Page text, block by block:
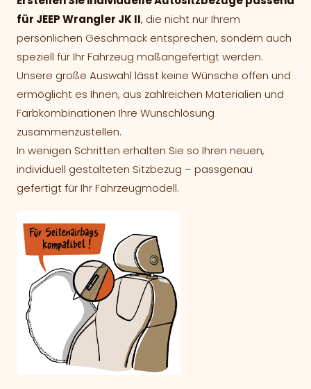
für JEEP Wrangler JK II, die nicht nur Ihrem
persönlichen Geschmack entsprechen, sondern auch
speziell für Ihr Fahrzeug maßangefertigt werden.
Unsere große Auswahl lässt keine Wünsche offen und
ermöglicht es Ihnen, aus zahlreichen Materialien und
Farbkombinationen Ihre Wunschlösung
zusammenzustellen.
In wenigen Schritten erhalten Sie so Ihren neuen,
individuell gestalteten Sitzbezug – passgenau
gefertigt für Ihr Fahrzeugmodell.